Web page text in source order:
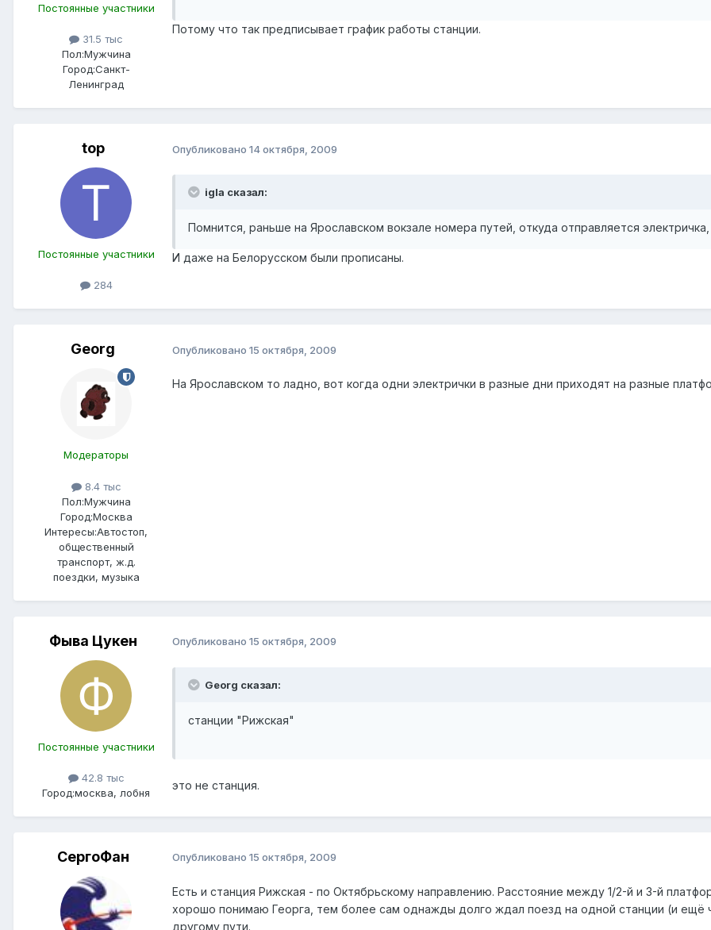
Постоянные участники
31.5 тыс
Пол:Мужчина
Город:Санкт-
Ленинград
Потому что так предписывает график работы станции.
top
Постоянные участники
284
Опубликовано 14 октября, 2009
igla сказал:
Помнится, раньше на Ярославском вокзале номера путей, откуда отправляется
И даже на Белорусском были прописаны.
Georg
Модераторы
8.4 тыс
Пол:Мужчина
Город:Москва
Интересы:Автостоп,
общественный
транспорт, ж.д.
поездки, музыка
Опубликовано 15 октября, 2009
На Ярославском то ладно, вот когда одни электрички в разные дни приходят на разные
Фыва Цукен
Постоянные участники
42.8 тыс
Город:москва, лобня
Опубликовано 15 октября, 2009
Georg сказал:
станции "Рижская"
это не станция.
СергоФан Опубликовано 15 октября, 2009
Есть и станция Рижская - по Октябрьскому направлению. Расстояние между 1/2-й и 3-й
хорошо понимаю Георга, тем более сам однажды долго ждал поезд на одной станции (и ещё
другому пути.